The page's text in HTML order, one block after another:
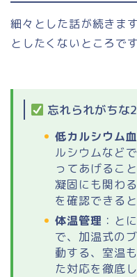
細々とした話が続きま
としたくないところです
忘れられがちな
低カルシウム
ルシウムなど
ってあげるこ
凝固にも関わ
を確認できる
体温管理 ：と
で、加温式の
動する、室温
た対応を徹底